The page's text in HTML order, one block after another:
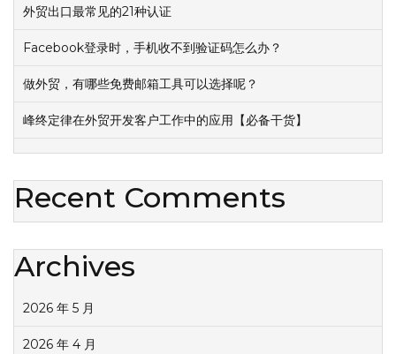
外贸出口最常见的21种认证
Facebook登录时，手机收不到验证码怎么办？
做外贸，有哪些免费邮箱工具可以选择呢？
峰终定律在外贸开发客户工作中的应用【必备干货】
Recent Comments
Archives
2026 年 5 月
2026 年 4 月